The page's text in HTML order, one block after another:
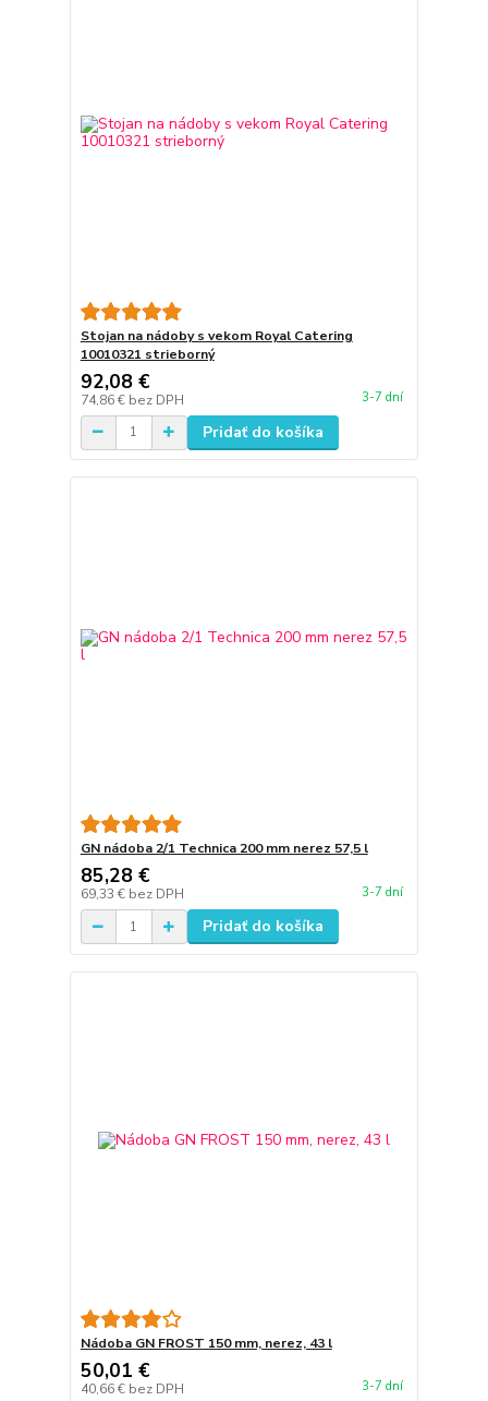
Stojan na nádoby s vekom Royal Catering
10010321 strieborný
92,08 €
74,86 € bez DPH 3-7 dní
Pridať do košíka
GN nádoba 2/1 Technica 200 mm nerez 57,5 l
85,28 €
69,33 € bez DPH 3-7 dní
Pridať do košíka
Nádoba GN FROST 150 mm, nerez, 43 l
50,01 €
40,66 € bez DPH 3-7 dní